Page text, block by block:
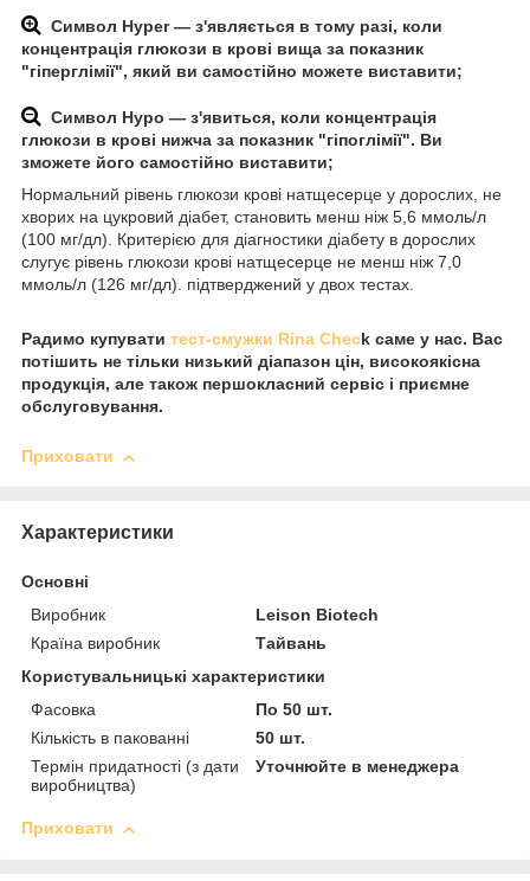
Символ Hyper — з'являється в тому разі, коли
концентрація глюкози в крові вища за показник
"гіперглімії", який ви самостійно можете виставити;
Символ Hypo — з'явиться, коли концентрація
глюкози в крові нижча за показник "гіпоглімії". Ви
зможете його самостійно виставити;
Нормальний рівень глюкози крові натщесерце у дорослих, не
хворих на цукровий діабет, становить менш ніж 5,6 ммоль/л
(100 мг/дл). Критерією для діагностики діабету в дорослих
слугує рівень глюкози крові натщесерце не менш ніж 7,0
ммоль/л (126 мг/дл). підтверджений у двох тестах.
Радимо купувати тест-смужки Rina Check саме у нас. Вас
потішить не тільки низький діапазон цін, високоякісна
продукція, але також першокласний сервіс і приємне
обслуговування.
Приховати
Характеристики
Основні
Виробник
Leison Biotech
Країна виробник
Тайвань
Користувальницькі характеристики
Фасовка
По 50 шт.
Кількість в пакованні
50 шт.
Термін придатності (з дати
виробництва)
Уточнюйте в менеджера
Приховати